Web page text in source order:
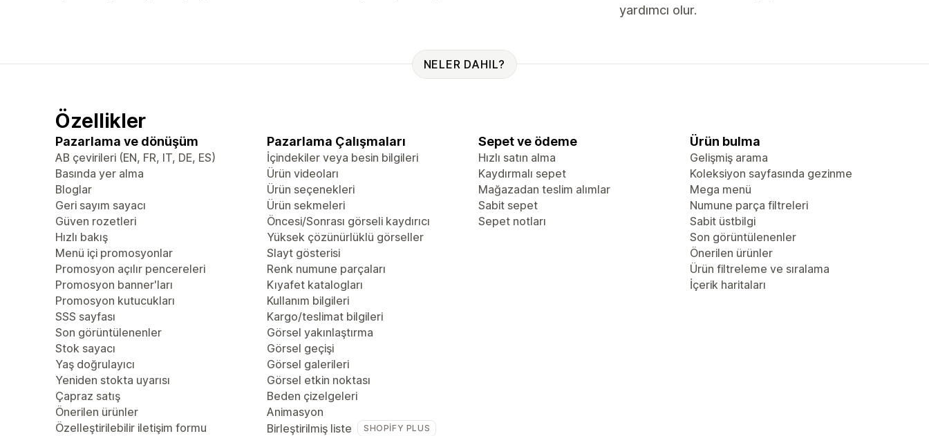
yardımcı olur.
NELER DAHIL?
Özellikler
Pazarlama ve dönüşüm
AB çevirileri (EN, FR, IT, DE, ES)
Basında yer alma
Bloglar
Geri sayım sayacı
Güven rozetleri
Hızlı bakış
Menü içi promosyonlar
Promosyon açılır pencereleri
Promosyon banner'ları
Promosyon kutucukları
SSS sayfası
Son görüntülenenler
Stok sayacı
Yaş doğrulayıcı
Yeniden stokta uyarısı
Çapraz satış
Önerilen ürünler
Özelleştirilebilir iletişim formu
Pazarlama Çalışmaları
İçindekiler veya besin bilgileri
Ürün videoları
Ürün seçenekleri
Ürün sekmeleri
Öncesi/Sonrası görseli kaydırıcı
Yüksek çözünürlüklü görseller
Slayt gösterisi
Renk numune parçaları
Kıyafet katalogları
Kullanım bilgileri
Kargo/teslimat bilgileri
Görsel yakınlaştırma
Görsel geçişi
Görsel galerileri
Görsel etkin noktası
Beden çizelgeleri
Animasyon
Birleştirilmiş liste
SHOPIFY PLUS
Sepet ve ödeme
Hızlı satın alma
Kaydırmalı sepet
Mağazadan teslim alımlar
Sabit sepet
Sepet notları
Ürün bulma
Gelişmiş arama
Koleksiyon sayfasında gezinme
Mega menü
Numune parça filtreleri
Sabit üstbilgi
Son görüntülenenler
Önerilen ürünler
Ürün filtreleme ve sıralama
İçerik haritaları